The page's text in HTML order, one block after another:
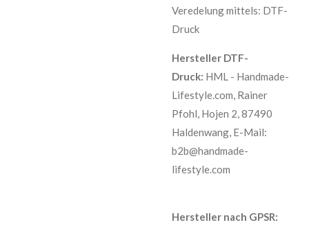
Veredelung mittels: DTF-
Druck
Hersteller DTF-
Druck: HML - Handmade-
Lifestyle.com, Rainer
Pfohl, Hojen 2,87490
Haldenwang, E-Mail:
b2b@handmade-
lifestyle.com
Hersteller nach GPSR: